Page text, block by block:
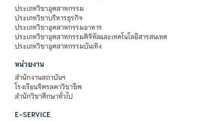
ประเภทวิชาอุตสาหกรรม
ประเภทวิชาบริหารธุรกิจ
ประเภทวิชาอุตสาหกรรมอาหาร
ประเภทวิชาอุตสาหกรรมดิจิทัลและเทคโนโลยีสารสนเทศ
ประเภทวิชาอุตสาหกรรมบันเทิง
หน่วยงาน
สำนักงานสถาบันฯ
โรงเรียนจิตรลดาวิชาชีพ
สำนักวิชาศึกษาทั่วไป
E-SERVICE